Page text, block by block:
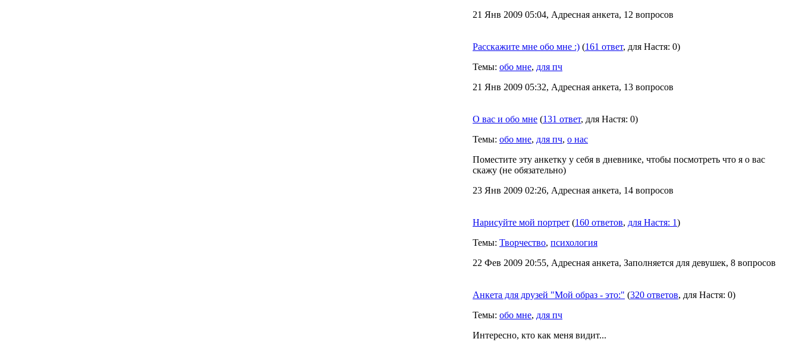
21 Янв 2009 05:04, Адресная анкета, 12 вопросов
Расскажите мне обо мне :) (161 ответ, для Настя: 0)
Темы: обо мне, для пч
21 Янв 2009 05:32, Адресная анкета, 13 вопросов
О вас и обо мне (131 ответ, для Настя: 0)
Темы: обо мне, для пч, о нас
Поместите эту анкетку у себя в дневнике, чтобы посмотреть что я о вас
скажу (не обязательно)
23 Янв 2009 02:26, Адресная анкета, 14 вопросов
Нарисуйте мой портрет (160 ответов, для Настя: 1)
Темы: Творчество, психология
22 Фев 2009 20:55, Адресная анкета, Заполняется для девушек, 8 вопросов
Анкета для друзей "Мой образ - это:" (320 ответов, для Настя: 0)
Темы: обо мне, для пч
Интересно, кто как меня видит...